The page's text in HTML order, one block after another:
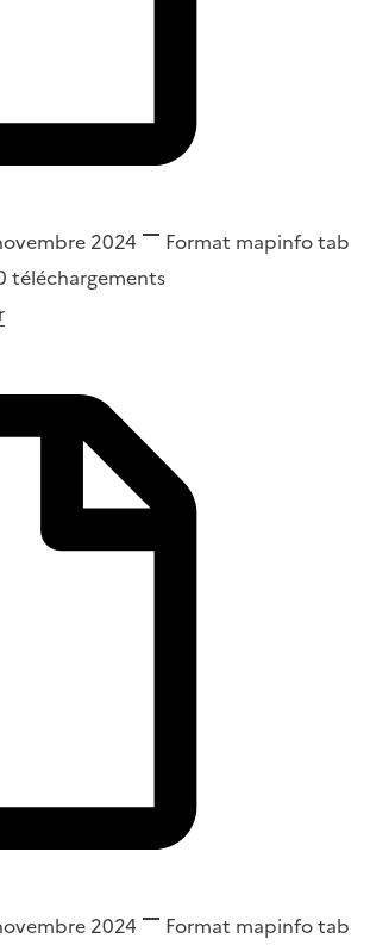
2024 Format mapinfo tab
téléchargements
2024 Format mapinfo tab